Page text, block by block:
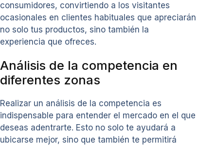
consumidores, convirtiendo a los visitantes
ocasionales en clientes habituales que apreciarán
no solo tus productos, sino también la
experiencia que ofreces.
Análisis de la competencia en
diferentes zonas
Realizar un análisis de la competencia es
indispensable para entender el mercado en el que
deseas adentrarte. Esto no solo te ayudará a
ubicarse mejor, sino que también te permitirá